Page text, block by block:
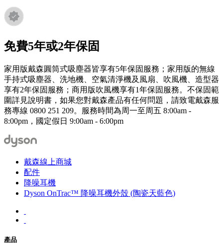
免費5年或2年保固
家用版戴森圓筒式吸塵器皆享有5年保固服務；家用版的無線
手持式吸塵器、洗地機、空氣清淨機及風扇、吹風機、造型器
享有2年保固服務；商用版吹風機享有1年保固服務。不保固範
圍詳見說明書，如果您對戴森產品有任何問題，請致電戴森服
務專線 0800 251 209。服務時間為周一至周五 8:00am -
8:00pm，國定假日 9:00am - 6:00pm
戴森線上商城
配件
降噪耳機
Dyson OnTrac™ 降噪耳機外殼 (陶瓷天藍色)
產品